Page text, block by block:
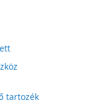
tartozék